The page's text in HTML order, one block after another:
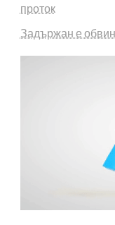
проток
Задържан е